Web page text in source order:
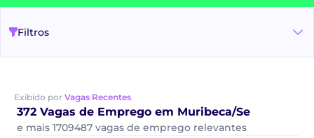
Filtros
Exibido por Vagas Recentes
372 Vagas de Emprego em Muribeca/Se
e mais 1709487 vagas de emprego relevantes